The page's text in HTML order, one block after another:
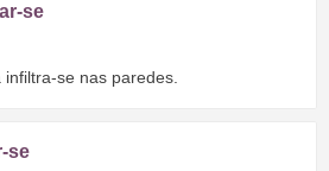
se
se nas paredes.
se